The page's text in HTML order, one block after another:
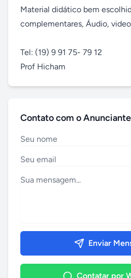
Material didático bem
complementares, Áudio,
Tel: (19) 9 91 75- 79 12
Prof Hicham
Contato com o Anunciante
Enviar
Contatar por